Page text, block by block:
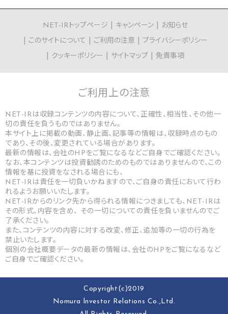
NET-IRトップページ キャンペーン
お知らせ
このサイトについて
ご利用の注意
プライバシーポリシー
クッキーポリシー
サイトマップ 免責事項
ご利用上の注意
NET-IRは収録コンテンツの内容について、正確性、相当性、その他一
切の責任を負うものではありません。
本サイト上に掲載の動画、静止画、記事等の情報は、収録時点のもの
であり、その後、変更されている場合があります。
最新の情報は、会社のHPをご覧になるなどご自身でご確認ください。
なお、本コンテンツは投資勧誘のためのものではありませんので、この
情報を基に投資をなされる場合にも、
NET-IRは責任を一切負いかねますので、ご自身の責任において行わ
れるようお願いいたします。
NET-IRからのリンク先から得られる情報につきましても、NET-IRは
その形式、内容を含め、 その一切についての責任を負いませんのでご
了承ください。
また、コンテンツの内容に対する改変、修正、追加等の一切の行為を
禁止いたします。
個別の会社概要データの最新の情報は、会社のHPをご覧になるなど
ご自身でご確認ください。
Copyright(c)2019
Nomura lnvestor Relations Co.,Ltd.